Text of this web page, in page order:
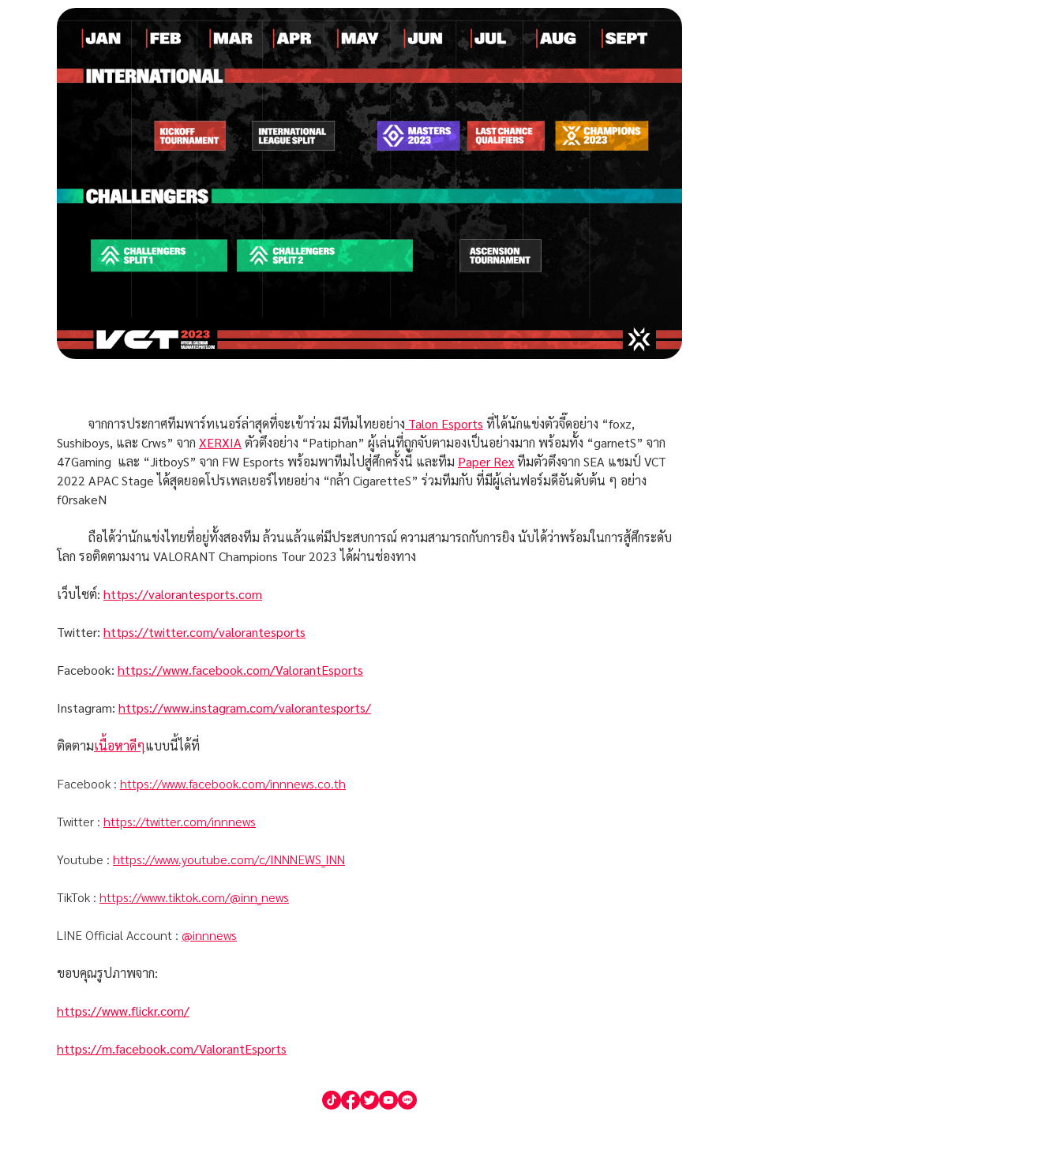
จากการประกาศทีมพาร์ทเนอร์ล่าสุดที่จะเข้าร่วม มีทีมไทยอย่าง Talon Esports ที่ได้นักแข่งตัวจี๊ดอย่าง “foxz,
Sushiboys, และ Crws” จาก XERXIA ตัวตึงอย่าง “Patiphan” ผู้เล่นที่ถูกจับตามองเป็นอย่างมาก พร้อมทั้ง “garnetS” จาก
47Gaming และ “JitboyS” จาก FW Esports พร้อมพาทีมไปสู่ศึกครั้งนี้ และทีม Paper Rexทีมตัวตึงจาก SEA แชมป์ VCT
2022 APAC Stage ได้สุดยอดโปรเพลเยอร์ไทยอย่าง “กล้า CigaretteS” ร่วมทีมกับ ที่มีผู้เล่นฟอร์มดีอันดับต้น ๆ อย่าง
f0rsakeN
ถือได้ว่านักแข่งไทยที่อยู่ทั้งสองทีม ล้วนแล้วแต่มีประสบการณ์ ความสามารถกับการยิง นับได้ว่าพร้อมในการสู้ศึกระดับ
โลก รอติดตามงาน VALORANT Champions Tour 2023 ได้ผ่านช่องทาง
เว็บไซต์: https://valorantesports.com
Twitter: https://twitter.com/valorantesports
Facebook: https://www.facebook.com/ValorantEsports
Instagram: https://www.instagram.com/valorantesports/
ติดตามเนื้อหาดีๆแบบนี้ได้ที่
Facebook : https://www.facebook.com/innnews.co.th
Twitter : https://twitter.com/innnews
Youtube : https://www.youtube.com/c/INNNEWS_INN
TikTok : https://www.tiktok.com/@inn_news
LINE Official Account : @innnews
ขอบคุณรูปภาพจาก:
https://www.flickr.com/
https://m.facebook.com/ValorantEsports